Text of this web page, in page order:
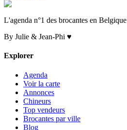
L'agenda n°1 des brocantes en Belgique
By Julie & Jean-Phi ♥
Explorer
Agenda
Voir la carte
Annonces
Chineurs
Top vendeurs
Brocantes par ville
Blog